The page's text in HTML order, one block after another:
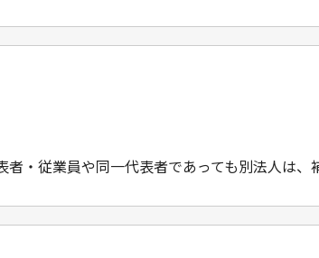
・従業員や同一代表者であっても別法人は、